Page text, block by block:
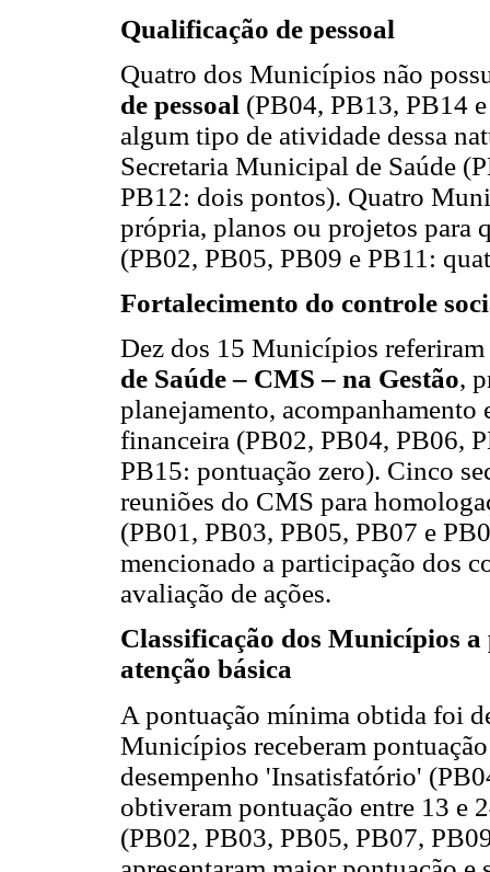
Qualificação de pessoal
Quatro dos Municípios não
de pessoal (PB04, PB13, PB14
algum tipo de atividade dessa
Secretaria Municipal de Saúde
PB12: dois pontos). Quatro
própria, planos ou projetos para
(PB02, PB05, PB09 e PB11:
Fortalecimento do controle
Dez dos 15 Municípios referiram
de Saúde – CMS – na Gestão,
planejamento, acompanhamento
financeira (PB02, PB04, PB06,
PB15: pontuação zero). Cinco
reuniões do CMS para
(PB01, PB03, PB05, PB07 e
mencionado a participação dos
avaliação de ações.
Classificação dos Municípios
atenção básica
A pontuação mínima obtida foi
Municípios receberam
desempenho 'Insatisfatório'
obtiveram pontuação entre 13 e
(PB02, PB03, PB05, PB07,